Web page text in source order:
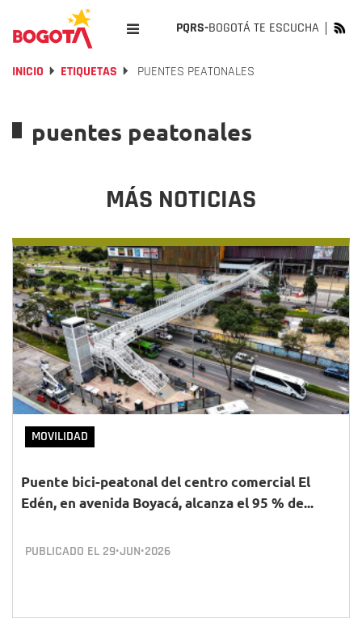
PQRS-BOGOTÁ TE ESCUCHA
INICIO ETIQUETAS PUENTES PEATONALES
puentes peatonales
MÁS NOTICIAS
MOVILIDAD
Puente bici-peatonal del centro comercial El
Edén, en avenida Boyacá, alcanza el 95 % de...
PUBLICADO EL 29•JUN•2026